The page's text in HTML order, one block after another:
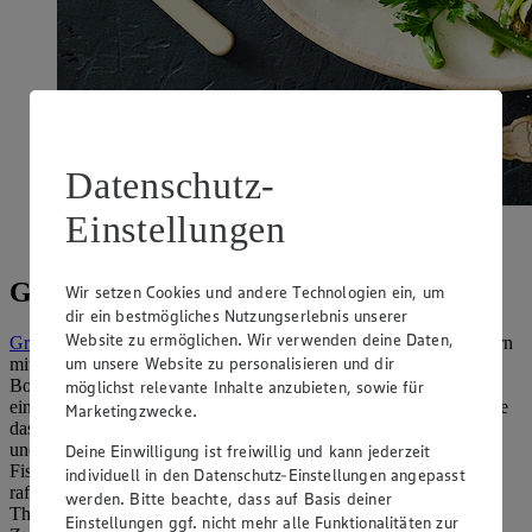
Ein wunderbares Sommergericht: Kartoffel-
Bohnensalat.
Grüne-Bohnen-Rezepte – einfach lecker
Grüne Bohnenkamen schon bei Oma auf den Tisch und begeistern
mit einem milden, zart nussigen Aroma. Dabei sind bei dieser
Bohnensorte sowohl Hülse als auch Kerne essbar. In ihrer
einfachsten kulinarischen Form bereitest du diese so zu: Schwenke
das Gemüse mit etwas Butter in der Pfanne und würze es mit Salz
und Pfeffer. Auf diese Art verfeinert, schmeckt es als Beilage zu
Fisch oder eignet sich für Bohnen-Rezepte mit Fleisch. Noch
raffinierter werdenGrüne-Bohnen-Rezepte, wenn du Petersilie,
Thymian oder Estragon zum Würzen einsetzt. Üppiger, wenn du
Datenschutz-
Einstellungen
Wir setzen Cookies und andere Technologien ein, um
dir ein bestmögliches Nutzungserlebnis unserer
Website zu ermöglichen. Wir verwenden deine Daten,
um unsere Website zu personalisieren und dir
möglichst relevante Inhalte anzubieten, sowie für
Marketingzwecke.
Deine Einwilligung ist freiwillig und kann jederzeit
individuell in den Datenschutz-Einstellungen angepasst
werden. Bitte beachte, dass auf Basis deiner
Einstellungen ggf. nicht mehr alle Funktionalitäten zur